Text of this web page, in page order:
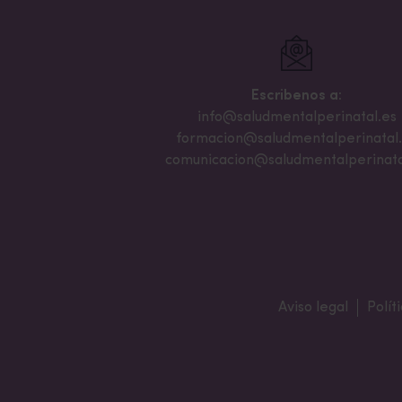
Escribenos a:
info@saludmentalperinatal.es
Aviso legal